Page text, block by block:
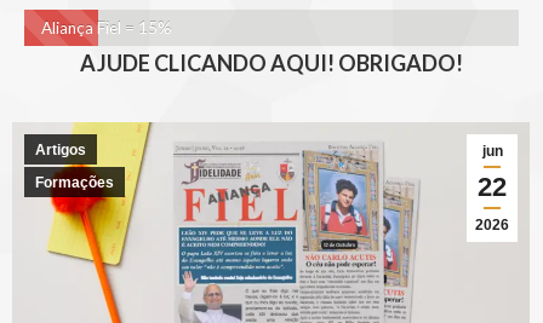
Aliança Fiel = 15%
AJUDE CLICANDO AQUI! OBRIGADO!
jun
22
2026
Artigos
Formações